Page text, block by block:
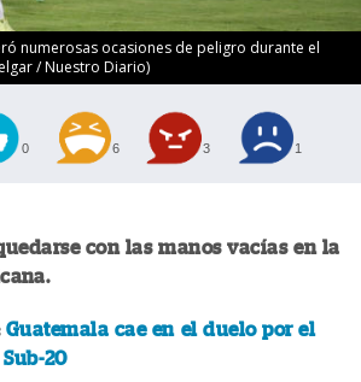
numerosas ocasiones de peligro durante el
/ Nuestro Diario)
0 6 3 1
con las manos vacías en la
Guatemala cae en el duelo por el
20